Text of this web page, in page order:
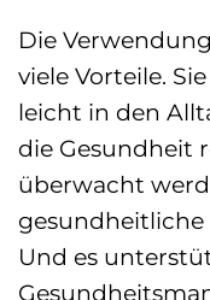
Die
viele Vorteile.
leicht in den
die Gesundheit
überwacht
gesundheitliche
Und es